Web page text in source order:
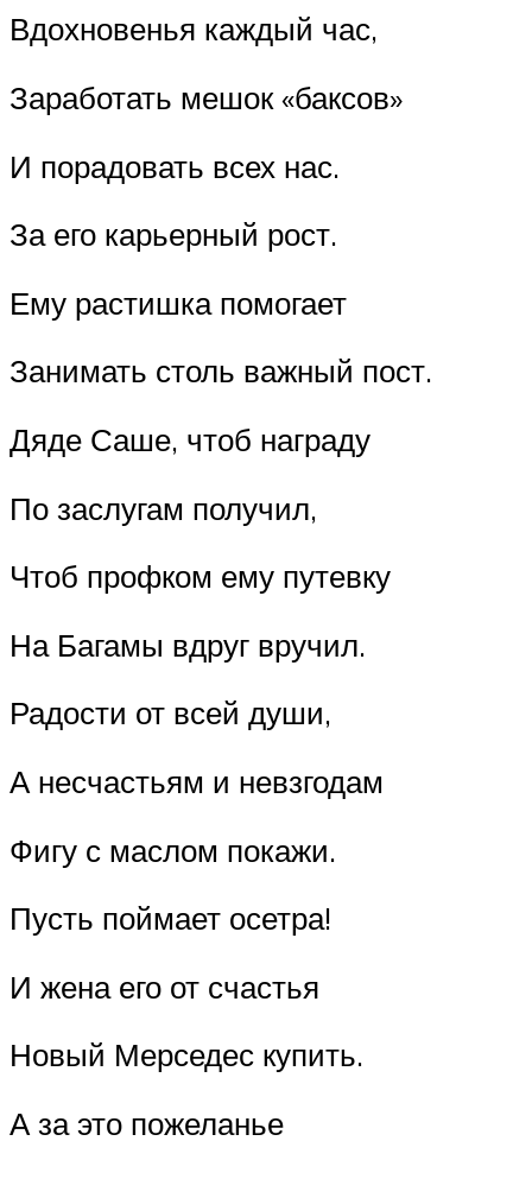
Вдохновенья каждый час,
Заработать мешок «баксов»
И порадовать всех нас.
За его карьерный рост.
Ему растишка помогает
Занимать столь важный пост.
Дяде Саше, чтоб награду
По заслугам получил,
Чтоб профком ему путевку
На Багамы вдруг вручил.
Радости от всей души,
А несчастьям и невзгодам
Фигу с маслом покажи.
Пусть поймает осетра!
И жена его от счастья
Новый Мерседес купить.
А за это пожеланье